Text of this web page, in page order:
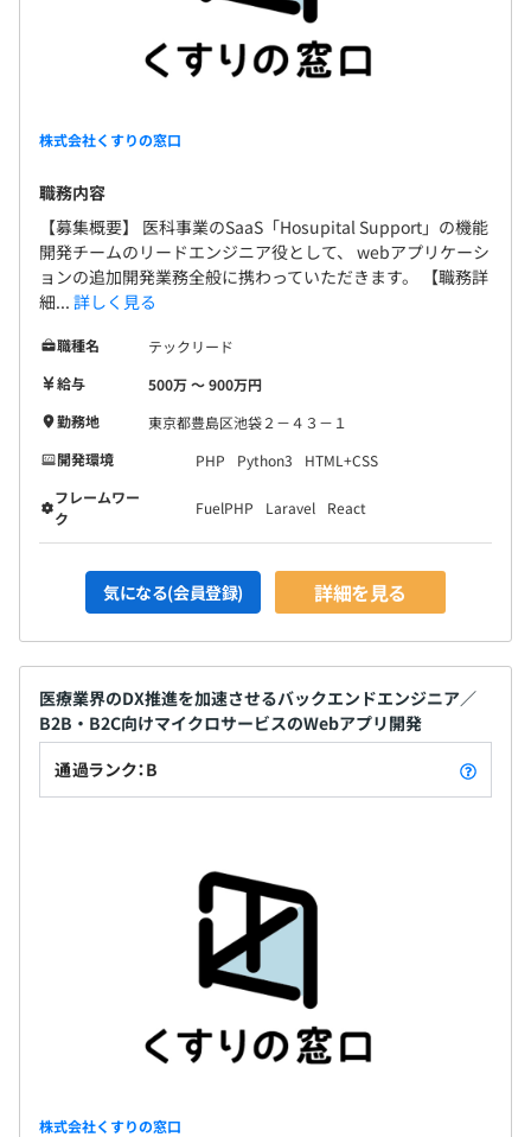
株式会社くすりの窓口
職務内容
【募集概要】 医科事業のSaaS「Hosupital Support」の機能
開発チームのリードエンジニア役として、 webアプリケーシ
ョンの追加開発業務全般に携わっていただきます。 【職務詳
細... 詳しく見る
職種名
テックリード
給与
500万 〜 900万円
勤務地
東京都豊島区池袋２－４３－１
開発環境
PHP Python3
HTML+CSS
フレームワー
ク
FuelPHP Laravel React
気になる(会員登録) 詳細を見る
医療業界のDX推進を加速させるバックエンドエンジニア／
B2B・B2C向けマイクロサービスのWebアプリ開発
通過ランク：B
株式会社くすりの窓口